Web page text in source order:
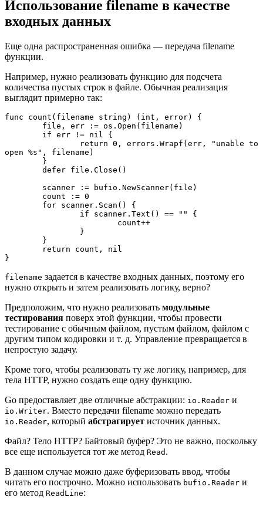
Использование filename в качестве
входных данных
Еще одна распространенная ошибка — передача filename
функции.
Например, нужно реализовать функцию для подсчета
количества пустых строк в файле. Обычная реализация
выглядит примерно так:
func count(filename string) (int, error) {
open %s", filename)
}
filename задается в качестве входных данных, поэтому его
нужно открыть и затем реализовать логику, верно?
Предположим, что нужно реализовать модульные
тестирования поверх этой функции, чтобы провести
тестирование с обычным файлом, пустым файлом, файлом с
другим типом кодировки и т. д. Управление превращается в
непростую задачу.
Кроме того, чтобы реализовать ту же логику, например, для
тела HTTP, нужно создать еще одну функцию.
Go предоставляет две отличные абстракции: io.Reader и
io.Writer. Вместо передачи filename можно передать
io.Reader, который абстрагирует источник данных.
Файл? Тело HTTP? Байтовый буфер? Это не важно, поскольку
все еще используется тот же метод Read .
В данном случае можно даже буферизовать ввод, чтобы
читать его построчно. Можно использовать bufio.Reader и
его метод ReadLine: